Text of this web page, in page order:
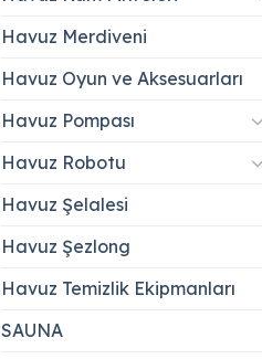
Havuz Merdiveni
Havuz Oyun ve Aksesuarları
Havuz Pompası
Havuz Robotu
Havuz Şelalesi
Havuz Şezlong
Havuz Temizlik Ekipmanları
SAUNA